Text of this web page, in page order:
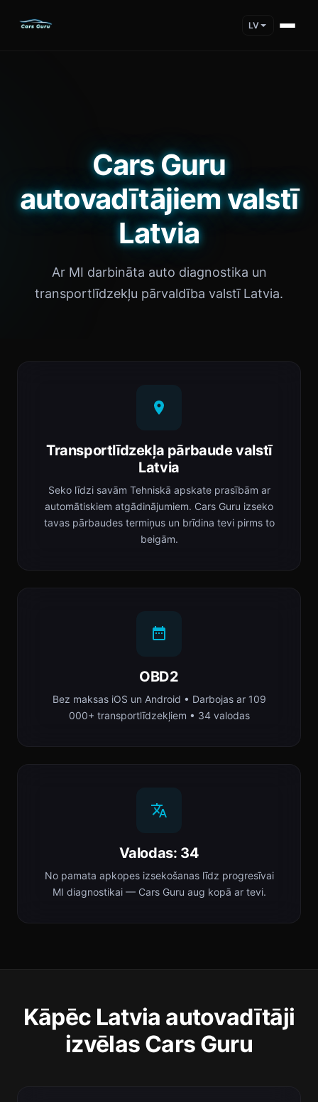
LV
Cars Guru
autovadītājiem valstī
Latvia
Ar MI darbināta auto diagnostika un
transportlīdzekļu pārvaldība valstī Latvia.
Transportlīdzekļa pārbaude valstī
Latvia
Seko līdzi savām Tehniskā apskate prasībām ar
automātiskiem atgādinājumiem. Cars Guru izseko
tavas pārbaudes termiņus un brīdina tevi pirms to
beigām.
OBD2
Bez maksas iOS un Android • Darbojas ar 109
000+ transportlīdzekļiem • 34 valodas
Valodas: 34
No pamata apkopes izsekošanas līdz progresīvai
MI diagnostikai — Cars Guru aug kopā ar tevi.
Kāpēc Latvia autovadītāji
izvēlas Cars Guru